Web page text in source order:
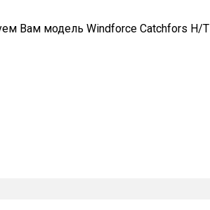
Вам модель Windforce Catchfors H/T